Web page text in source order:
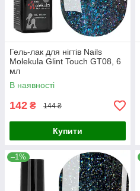
Гель-лак для нігтів Nails
Molekula Glint Touch GT08, 6
мл
В наявності
142 ₴ 144 ₴
Купити
–1%